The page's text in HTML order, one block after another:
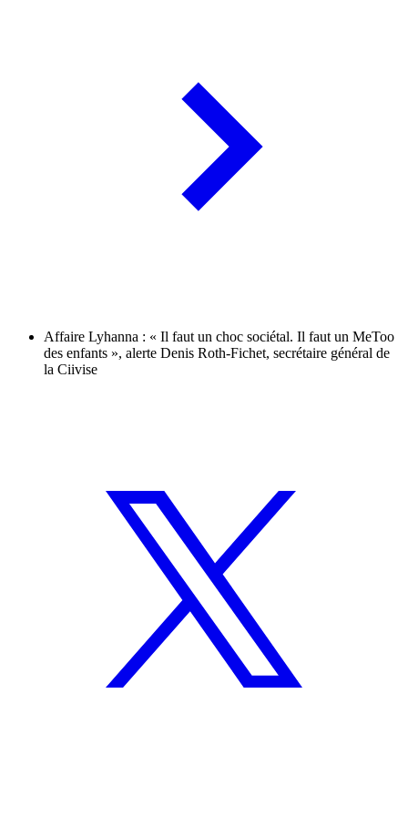
Affaire Lyhanna : « Il faut un choc sociétal. Il faut un MeToo
des enfants », alerte Denis Roth-Fichet, secrétaire général de
la Ciivise